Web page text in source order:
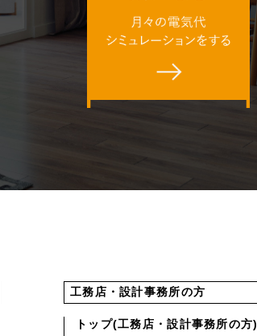
工務店・設計事務所の方
トップ(工務店・設計事務所の方)